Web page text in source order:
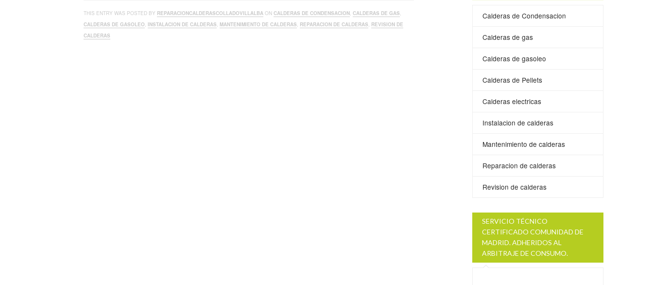
THIS ENTRY WAS POSTED BY REPARACIONCALDERASCOLLADOVILLALBA ON CALDERAS DE CONDENSACION CALDERAS DE GAS
CALDERAS DE GASOLEO INSTALACION DE CALDERAS MANTENIMIENTO DE CALDERAS REPARACION DE CALDERAS REVISION DE
CALDERAS
Calderas de Condensacion
Calderas de gas
Calderas de gasoleo
Calderas de Pellets
Calderas electricas
Instalacion de calderas
Mantenimiento de calderas
Reparacion de calderas
Revision de calderas
SERVICIO TÉCNICO
CERTIFICADO COMUNIDAD DE
MADRID. ADHERIDOS AL
ARBITRAJE DE CONSUMO.